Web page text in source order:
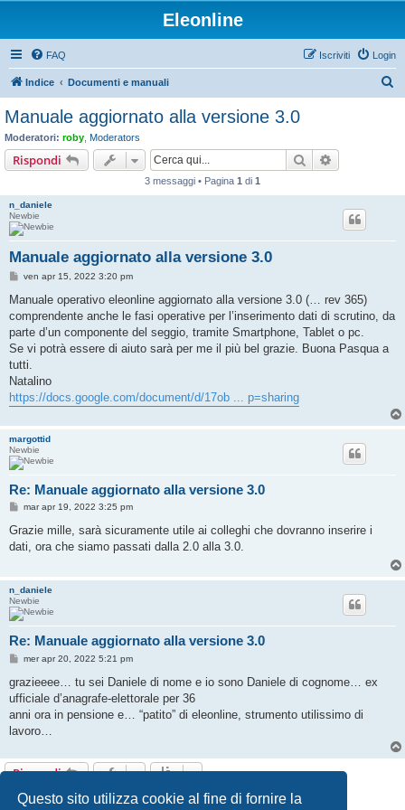
Questo sito utilizza cookie al fine di fornire la
Eleonline
FAQ Login
Iscriviti
Indice Documenti e manuali
Manuale aggiornato alla versione 3.0
Moderatori: roby Moderators
Rispondi Cerca
3 messaggi • Pagina 1 di 1
n_daniele
Newbie
Manuale aggiornato alla versione 3.0
M
s
a
g
i
o
ven apr 15, 2022 3:20 pm
Manuale operativo eleonline aggiornato alla versione 3.0 (… rev 365)
comprendente anche le fasi operative per l’inserimento dati di scrutino, da
parte d’un componente del seggio, tramite Smartphone, Tablet o pc.
Se vi potrà essere di aiuto sarà per me il più bel grazie. Buona Pasqua a
tutti.
Natalino
https://docs.google.com/document/d/17ob ... p=sharing
margottid
Newbie
Re: Manuale aggiornato alla versione 3.0
M
s
a
i
o
mar apr 19, 2022 3:25 pm
Grazie mille, sarà sicuramente utile ai colleghi che dovranno inserire i
dati, ora che siamo passati dalla 2.0 alla 3.0.
n_daniele
Newbie
Re: Manuale aggiornato alla versione 3.0
M
s
a
g
i
mer apr 20, 2022 5:21 pm
grazieeee… tu sei Daniele di nome e io sono Daniele di cognome… ex
ufficiale d’anagrafe-elettorale per 36
anni ora in pensione e… “patito” di eleonline, strumento utilissimo di
lavoro…
Rispondi
3 messaggi • Pagina1 di1